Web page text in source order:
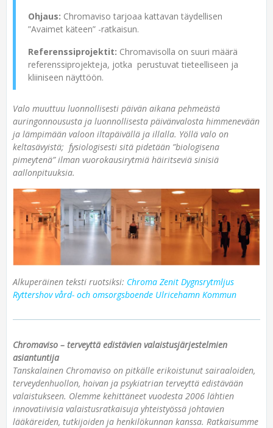
Ohjaus: Chromaviso tarjoaa kattavan täydellisen
”Avaimet käteen” -ratkaisun.
Referenssiprojektit: Chromavisolla on suuri määrä
referenssiprojekteja, jotka perustuvat tieteelliseen ja
kliiniseen näyttöön.
Valo muuttuu luonnollisesti päivän aikana pehmeästä
auringonnoususta ja luonnollisesta päivänvalosta himmenevään
ja lämpimään valoon iltapäivällä ja illalla. Yöllä valo on
keltasävyistä; fysiologisesti sitä pidetään ”biologisena
pimeytenä” ilman vuorokausirytmiä häiritseviä sinisiä
aallonpituuksia.
Alkuperäinen teksti ruotsiksi: Chroma Zenit Dygnsrytmljus
Ryttershov vård- och omsorgsboende Ulricehamn Kommun
Chromaviso – terveyttä edistävien valaistusjärjestelmien
asiantuntija
Tanskalainen Chromaviso on pitkälle erikoistunut sairaaloiden,
terveydenhuollon, hoivan ja psykiatrian terveyttä edistävään
valaistukseen. Olemme kehittäneet vuodesta 2006 lähtien
innovatiivisia valaistusratkaisuja yhteistyössä johtavien
lääkäreiden, tutkijoiden ja henkilökunnan kanssa. Ratkaisumme